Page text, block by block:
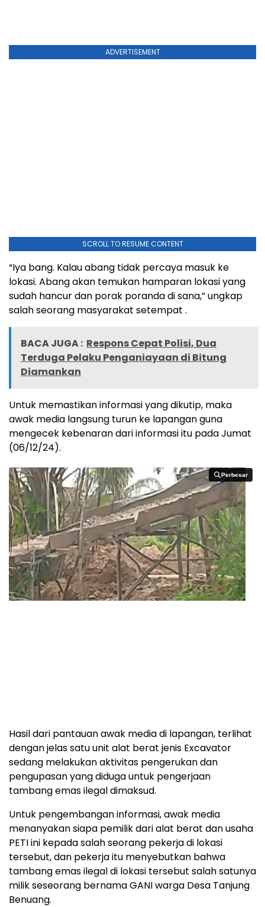
ADVERTISEMENT
SCROLL TO RESUME CONTENT
“Iya bang. Kalau abang tidak percaya masuk ke
lokasi. Abang akan temukan hamparan lokasi yang
sudah hancur dan porak poranda di sana,” ungkap
salah seorang masyarakat setempat .
BACA JUGA : Respons Cepat Polisi, Dua
Terduga Pelaku Penganiayaan di Bitung
Diamankan
Untuk memastikan informasi yang dikutip, maka
awak media langsung turun ke lapangan guna
mengecek kebenaran dari informasi itu pada Jumat
(06/12/24).
Perbesar
Perbesar
Hasil dari pantauan awak media di lapangan, terlihat
dengan jelas satu unit alat berat jenis Excavator
sedang melakukan aktivitas pengerukan dan
pengupasan yang diduga untuk pengerjaan
tambang emas ilegal dimaksud.
Untuk pengembangan informasi, awak media
menanyakan siapa pemilik dari alat berat dan usaha
PETI ini kepada salah seorang pekerja di lokasi
tersebut, dan pekerja itu menyebutkan bahwa
tambang emas ilegal di lokasi tersebut salah satunya
milik seseorang bernama GANI warga Desa Tanjung
Benuang.